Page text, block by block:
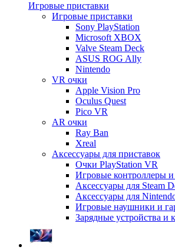
Игровые приставки
Игровые приставки
Sony PlayStation
Microsoft XBOX
Valve Steam Deck
ASUS ROG Ally
Nintendo
VR очки
Apple Vision Pro
Oculus Quest
Pico VR
AR очки
Ray Ban
Xreal
Аксессуары для приставок
Очки PlayStation VR
Игровые контроллеры
Аксессуары для Steam
Аксессуары для
Игровые наушники и
Зарядные устройства и